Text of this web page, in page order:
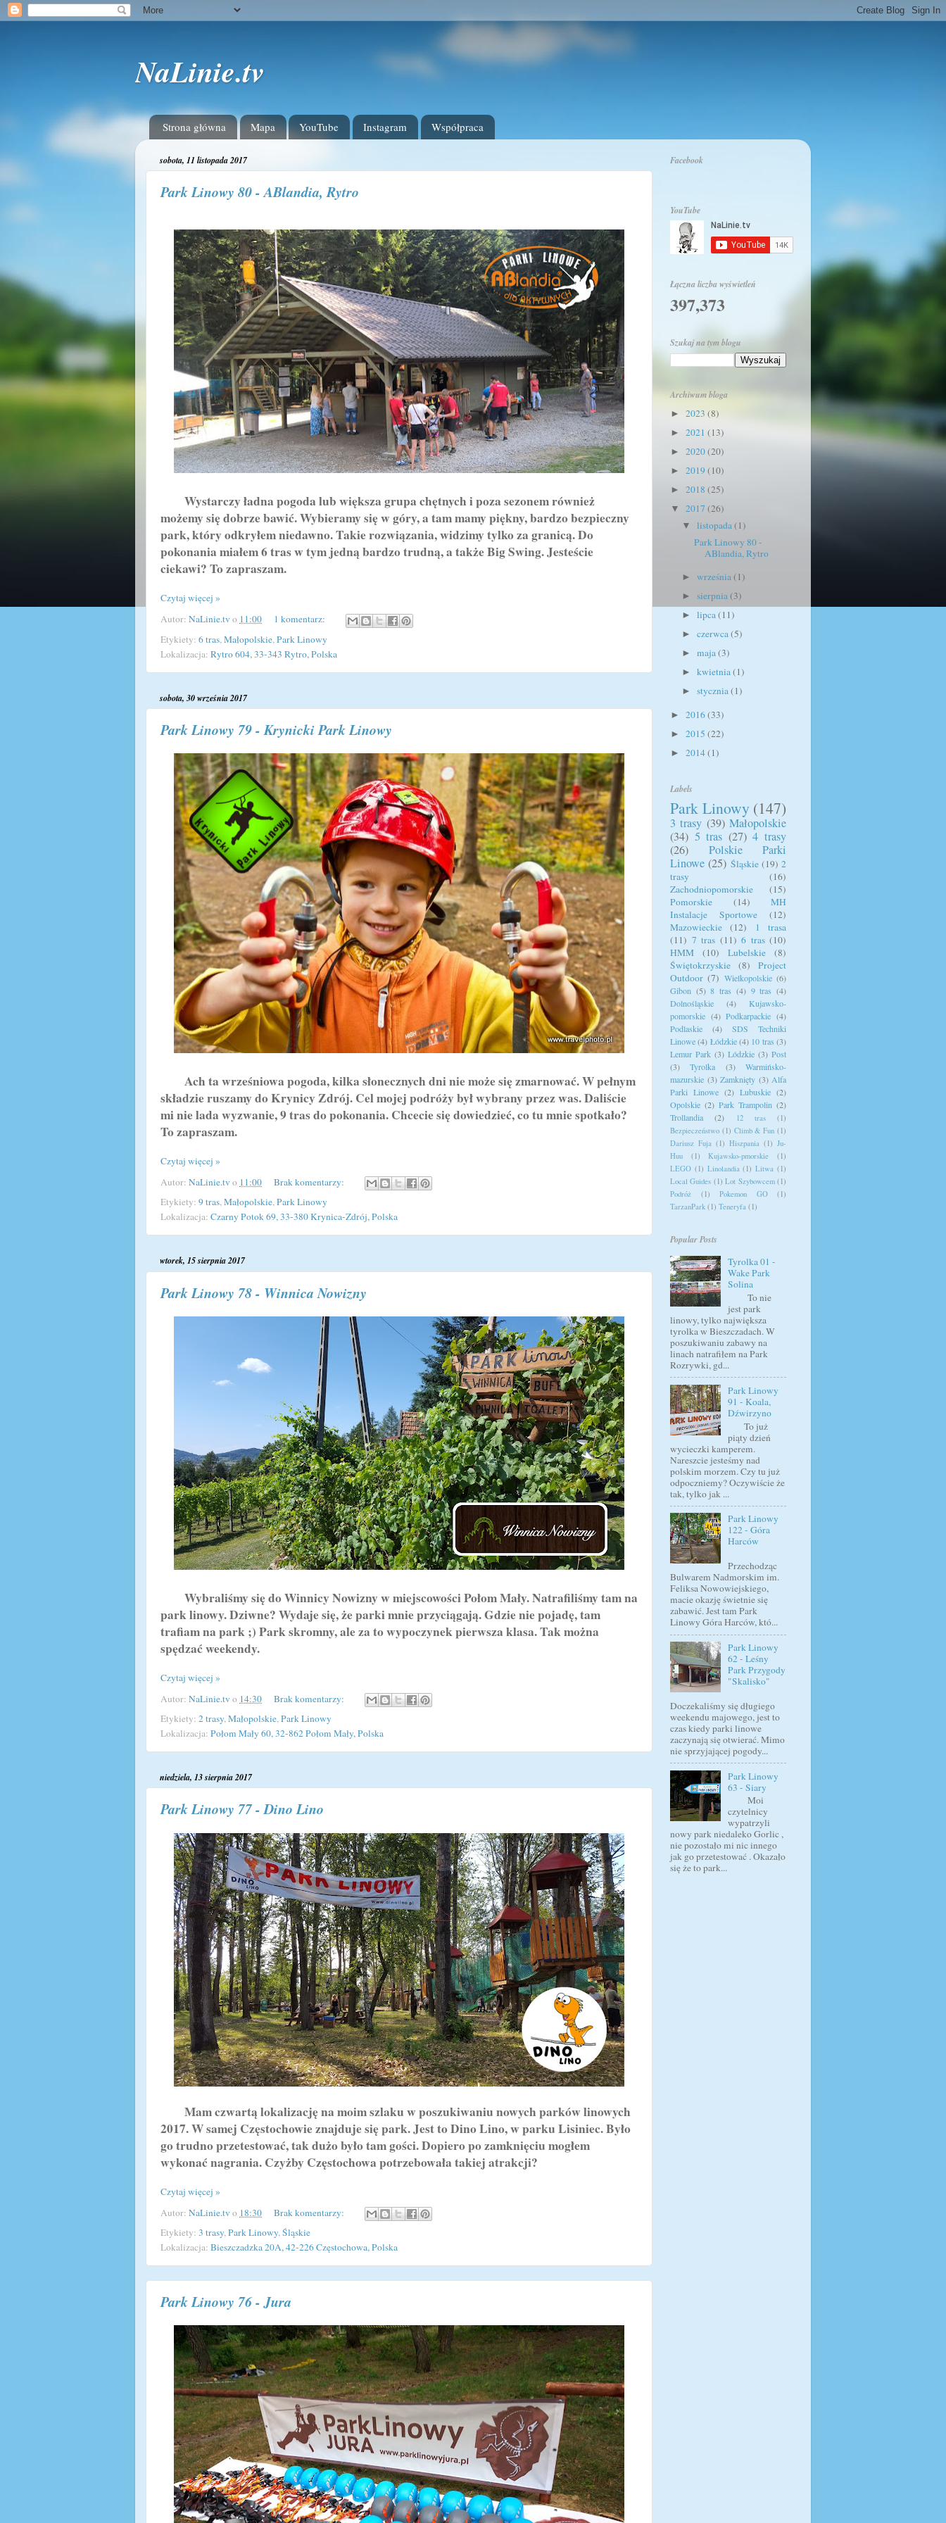
NaLinie.tv
Strona główna Mapa YouTube Instagram Współpraca
sobota, 11 listopada 2017
Park Linowy 80 - ABlandia, Rytro
Wystarczy ładna pogoda lub większa grupa chętnych i poza sezonem również
możemy się dobrze bawić. Wybieramy się w góry, a tam mamy piękny, bardzo bezpieczny
park, który odkryłem niedawno. Takie rozwiązania, widzimy tylko za granicą. Do
pokonania miałem 6 tras w tym jedną bardzo trudną, a także Big Swing. Jesteście
ciekawi? To zapraszam.
Czytaj więcej »
Autor: NaLinie.tvo 11:00
1 komentarz:
Etykiety: 6 tras,Małopolskie,Park Linowy
Lokalizacja: Rytro 604, 33-343 Rytro, Polska
sobota, 30 września 2017
Park Linowy 79 - Krynicki Park Linowy
Ach ta wrześniowa pogoda, kilka słonecznych dni nie może się zmarnować. W pełnym
składzie ruszamy do Krynicy Zdrój. Cel mojej podróży był wybrany przez was. Daliście
mi nie lada wyzwanie, 9 tras do pokonania. Chcecie się dowiedzieć, co tu mnie spotkało?
To zapraszam.
Czytaj więcej »
Autor: NaLinie.tvo 11:00
Brak komentarzy:
Etykiety: 9 tras,Małopolskie,Park Linowy
Lokalizacja: Czarny Potok 69, 33-380 Krynica-Zdrój, Polska
wtorek, 15 sierpnia 2017
Park Linowy 78 - Winnica Nowizny
Wybraliśmy się do Winnicy Nowizny w miejscowości Połom Mały. Natrafiliśmy tam na
park linowy. Dziwne? Wydaje się, że parki mnie przyciągają. Gdzie nie pojadę, tam
trafiam na park ;) Park skromny, ale za to wypoczynek pierwsza klasa. Tak można
spędzać weekendy.
Czytaj więcej »
Autor: NaLinie.tvo 14:30
Brak komentarzy:
Etykiety: 2 trasy,Małopolskie,Park Linowy
Lokalizacja: Połom Mały 60, 32-862 Połom Mały, Polska
niedziela, 13 sierpnia 2017
Park Linowy 77 - Dino Lino
Mam czwartą lokalizację na moim szlaku w poszukiwaniu nowych parków linowych
2017. W samej Częstochowie znajduje się park. Jest to Dino Lino, w parku Lisiniec. Było
go trudno przetestować, tak dużo było tam gości. Dopiero po zamknięciu mogłem
wykonać nagrania. Czyżby Częstochowa potrzebowała takiej atrakcji?
Czytaj więcej »
Autor: NaLinie.tvo 18:30
Brak komentarzy:
Etykiety: 3 trasy,Park Linowy,Śląskie
Lokalizacja: Bieszczadzka 20A, 42-226 Częstochowa, Polska
Park Linowy 76 - Jura
Facebook
YouTube
Łączna liczba wyświetleń
397,373
Szukaj na tym blogu
Archiwum bloga
► 2023 (8)
► 2021 (13)
► 2020(20)
► 2019 (10)
► 2018 (25)
▼ 2017 (26)
▼listopada(1)
Park Linowy 80 -
ABlandia, Rytro
►września(1)
►sierpnia(3)
►lipca(11)
►czerwca(5)
►maja(3)
►kwietnia(1)
►stycznia(1)
► 2016(33)
► 2015 (22)
► 2014(1)
Labels
Park Linowy (147)
3 trasy (39) Małopolskie
(34) 5 tras (27) 4 trasy
(26)
Polskie Parki
Linowe (25) Śląskie (19) 2
trasy
(16)
Zachodniopomorskie
(15)
Pomorskie
(14)
MH
Instalacje Sportowe
(12)
Mazowieckie
(12)
1 trasa
(11) 7 tras (11) 6 tras (10)
HMM
(10) Lubelskie
(8)
Świętokrzyskie
(8)
Project
Outdoor (7) Wielkopolskie (6)
Gibon (5) 8 tras (4) 9 tras (4)
Dolnośląskie
(4)
Kujawsko-
pomorskie (4) Podkarpackie (4)
Podlaskie
(4)
SDS Techniki
Linowe (4) Łódzkie (4) 10 tras (3)
Lemur Park (3) Lódzkie (3) Post
(3)
Tyrolka (3)
Warmińsko-
mazurskie (3) Zamknięty (3) Alfa
Parki Linowe (2) Lubuskie (2)
Opolskie (2) Park Trampolin (2)
Trollandia
(2) 12 tras
(1)
Bezpieczeństwo (1) Climb & Fun (1)
Dariusz Fuja (1) Hiszpania (1) Ju-
Huu
(1) Kujawsko-pmorskie
(1)
LEGO (1) Linolandia (1) Litwa (1)
Local Guides (1) Lot Szybowcem (1)
Podróż
(1) Pokemon GO
(1)
TarzanPark (1) Teneryfa (1)
Popular Posts
Tyrolka 01 -
Wake Park
Solina
To nie
jest park
linowy, tylko największa
tyrolka w Bieszczadach. W
poszukiwaniu zabawy na
linach natrafiłem na Park
Rozrywki, gd...
Park Linowy
91 - Koala,
Dźwirzyno
To już
piąty dzień
wycieczki kamperem.
Nareszcie jesteśmy nad
polskim morzem. Czy tu już
odpoczniemy? Oczywiście że
tak, tylko jak ...
Park Linowy
122 - Góra
Harców
Przechodząc
Bulwarem Nadmorskim im.
Feliksa Nowowiejskiego,
macie okazję świetnie się
zabawić. Jest tam Park
Linowy Góra Harców, któ...
Park Linowy
62 - Leśny
Park Przygody
"Skalisko"
Doczekaliśmy się długiego
weekendu majowego, jest to
czas kiedy parki linowe
zaczynają się otwierać. Mimo
nie sprzyjającej pogody...
Park Linowy
63 - Siary
Moi
czytelnicy
wypatrzyli
nowy park niedaleko Gorlic ,
nie pozostało mi nic innego
jak go przetestować . Okazało
się że to park...